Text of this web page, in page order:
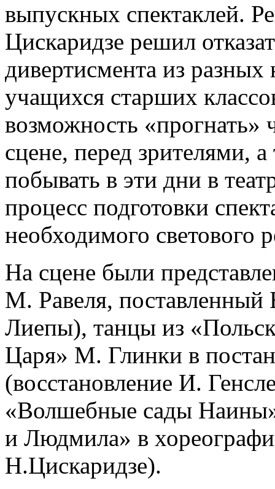
выпускных спектаклей.
Цискаридзе решил
дивертисмента из
учащихся старших
возможность «прогнать»
сцене, перед зрителями,
побывать в эти дни в
процесс подготовки
необходимого светового
На сцене были
М. Равеля,
Лиепы), танцы из
Царя» М. Глинки в
(восстановление И.
«Волшебные сады
и Людмила» в
Н.Цискаридзе).